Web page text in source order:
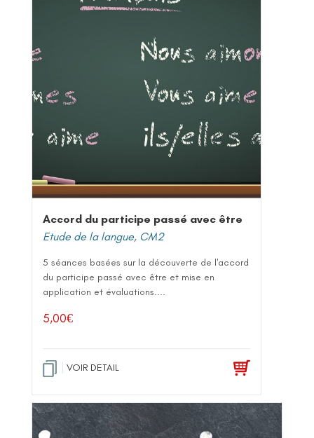
Accord du participe passé avec être
Etude de la langue, CM2
5 séances basées sur la découverte de l'accord
du participe passé avec être et mise en
application et évaluations....
5,00€
VOIR DETAIL